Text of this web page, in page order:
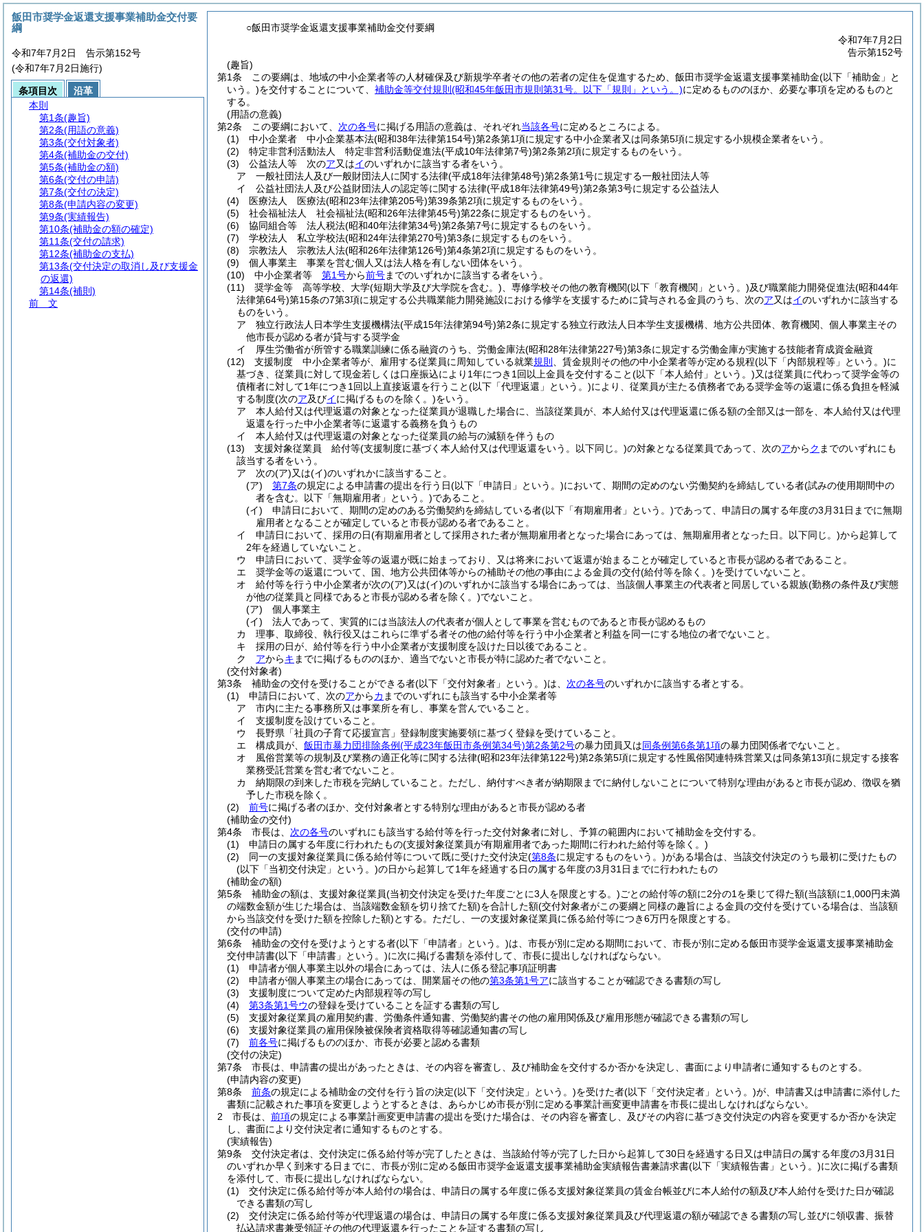
○飯田市奨学金返還支援事業補助金交付要綱
令和7年7月2日
告示第152号
(趣旨)
第1条
この要綱は、地域の中小企業者等の人材確保及び新規学卒者その他の若者の定住を促進するため、飯田市奨学金返還支援事業補助金(以下「補助金」と
いう。)を交付することについて、 補助金等交付規則 (昭和45年飯田市規則第31号。以下「規則」という。)に定めるもののほか、必要な事項を定めるものと
する。
(用語の意義)
第2条
この要綱において、 次の各号に掲げる用語の意義は、それぞれ当該各号に定めるところによる。
(1)
中小企業者 中小企業基本法(昭和38年法律第154号)第2条第1項に規定する中小企業者又は同条第5項に規定する小規模企業者をいう。
(2)
特定非営利活動法人 特定非営利活動促進法(平成10年法律第7号)第2条第2項に規定するものをいう。
(3)
公益法人等 次のア又はイのいずれかに該当する者をいう。
ア
一般社団法人及び一般財団法人に関する法律(平成18年法律第48号)第2条第1号に規定する一般社団法人等
イ
公益社団法人及び公益財団法人の認定等に関する法律(平成18年法律第49号)第2条第3号に規定する公益法人
(4)
医療法人 医療法(昭和23年法律第205号)第39条第2項に規定するものをいう。
(5)
社会福祉法人 社会福祉法(昭和26年法律第45号)第22条に規定するものをいう。
(6)
協同組合等 法人税法(昭和40年法律第34号)第2条第7号に規定するものをいう。
(7)
学校法人 私立学校法(昭和24年法律第270号)第3条に規定するものをいう。
(8)
宗教法人 宗教法人法(昭和26年法律第126号)第4条第2項に規定するものをいう。
(9)
個人事業主 事業を営む個人又は法人格を有しない団体をいう。
(10)
中小企業者等 第1号から前号までのいずれかに該当する者をいう。
(11)
奨学金等 高等学校、大学(短期大学及び大学院を含む。) 、専修学校その他の教育機関(以下「教育機関」という。)及び職業能力開発促進法(昭和44年
法律第64号)第15条の7第3項に規定する公共職業能力開発施設における修学を支援するために貸与される金員のうち、次のア又はイのいずれかに該当する
ものをいう。
ア
独立行政法人日本学生支援機構法(平成15年法律第94号)第2条に規定する独立行政法人日本学生支援機構、地方公共団体、教育機関、個人事業主その
他市長が認める者が貸与する奨学金
イ
厚生労働省が所管する職業訓練に係る融資のうち、労働金庫法(昭和28年法律第227号)第3条に規定する労働金庫が実施する技能者育成資金融資
(12)
支援制度 中小企業者等が、雇用する従業員に周知している就業規則 、賃金規則その他の中小企業者等が定める規程(以下「内部規程等」という。)に
基づき、従業員に対して現金若しくは口座振込により1年につき1回以上金員を交付すること(以下「本人給付」という。)又は従業員に代わって奨学金等の
債権者に対して1年につき1回以上直接返還を行うこと(以下「代理返還」という。)により、従業員が主たる債務者である奨学金等の返還に係る負担を軽減
する制度(次のア及びイに掲げるものを除く。)をいう。
ア
本人給付又は代理返還の対象となった従業員が退職した場合に、当該従業員が、本人給付又は代理返還に係る額の全部又は一部を、本人給付又は代理
返還を行った中小企業者等に返還する義務を負うもの
イ
本人給付又は代理返還の対象となった従業員の給与の減額を伴うもの
(13)
支援対象従業員 給付等(支援制度に基づく本人給付又は代理返還をいう。以下同じ。)の対象となる従業員であって、次のアからク までのいずれにも
該当する者をいう。
ア
次の(ア)又は(イ)のいずれかに該当すること。
(ア)
第7条の規定による申請書の提出を行う日(以下「申請日」という。)において、期間の定めのない労働契約を締結している者(試みの使用期間中の
者を含む。以下「無期雇用者」という。)であること。
(イ)
申請日において、期間の定めのある労働契約を締結している者(以下「有期雇用者」という。)であって、申請日の属する年度の3月31日までに無期
雇用者となることが確定していると市長が認める者であること。
イ
申請日において、採用の日(有期雇用者として採用された者が無期雇用者となった場合にあっては、無期雇用者となった日。以下同じ。)から起算して
2年を経過していないこと。
ウ
申請日において、奨学金等の返還が既に始まっており、又は将来において返還が始まることが確定していると市長が認める者であること。
エ
奨学金等の返還について、国、地方公共団体等からの補助その他の事由による金員の交付(給付等を除く。)を受けていないこと。
オ
給付等を行う中小企業者が次の(ア)又は(イ)のいずれかに該当する場合にあっては、当該個人事業主の代表者と同居している親族(勤務の条件及び実態
が他の従業員と同様であると市長が認める者を除く。)でないこと。
(ア)
個人事業主
(イ)
法人であって、実質的には当該法人の代表者が個人として事業を営むものであると市長が認めるもの
カ
理事、取締役、執行役又はこれらに準ずる者その他の給付等を行う中小企業者と利益を同一にする地位の者でないこと。
キ
採用の日が、給付等を行う中小企業者が支援制度を設けた日以後であること。
ク
アからキ までに掲げるもののほか、適当でないと市長が特に認めた者でないこと。
(交付対象者)
第3条
補助金の交付を受けることができる者(以下「交付対象者」という。)は、 次の各号のいずれかに該当する者とする。
(1)
申請日において、次のアからカ までのいずれにも該当する中小企業者等
ア
市内に主たる事務所又は事業所を有し、事業を営んでいること。
イ
支援制度を設けていること。
ウ
長野県「社員の子育て応援宣言」登録制度実施要領に基づく登録を受けていること。
エ
構成員が、 飯田市暴力団排除条例(平成23年飯田市条例第34号)第2条第2号の暴力団員又は同条例第6条第1項の暴力団関係者でないこと。
オ
風俗営業等の規制及び業務の適正化等に関する法律(昭和23年法律第122号)第2条第5項に規定する性風俗関連特殊営業又は同条第13項に規定する接客
業務受託営業を営む者でないこと。
カ
納期限の到来した市税を完納していること。 ただし、納付すべき者が納期限までに納付しないことについて特別な理由があると市長が認め、徴収を猶
予した市税を除く。
(2)
前号に掲げる者のほか、交付対象者とする特別な理由があると市長が認める者
(補助金の交付)
第4条
市長は、 次の各号のいずれにも該当する給付等を行った交付対象者に対し、予算の範囲内において補助金を交付する。
(1)
申請日の属する年度に行われたもの(支援対象従業員が有期雇用者であった期間に行われた給付等を除く。)
(2)
同一の支援対象従業員に係る給付等について既に受けた交付決定(第8条に規定するものをいう。)がある場合は、当該交付決定のうち最初に受けたもの
(以下「当初交付決定」という。)の日から起算して1年を経過する日の属する年度の3月31日までに行われたもの
(補助金の額)
第5条
補助金の額は、支援対象従業員(当初交付決定を受けた年度ごとに3人を限度とする。)ごとの給付等の額に2分の1を乗じて得た額(当該額に1,000円未満
の端数金額が生じた場合は、当該端数金額を切り捨てた額)を合計した額(交付対象者がこの要綱と同様の趣旨による金員の交付を受けている場合は、当該額
から当該交付を受けた額を控除した額)とする。 ただし、一の支援対象従業員に係る給付等につき6万円を限度とする。
(交付の申請)
第6条
補助金の交付を受けようとする者(以下「申請者」という。)は、市長が別に定める期間において、市長が別に定める飯田市奨学金返還支援事業補助金
交付申請書(以下「申請書」という。)に次に掲げる書類を添付して、市長に提出しなければならない。
(1)
申請者が個人事業主以外の場合にあっては、法人に係る登記事項証明書
(2)
申請者が個人事業主の場合にあっては、開業届その他の第3条第1号アに該当することが確認できる書類の写し
(3)
支援制度について定めた内部規程等の写し
(4)
第3条第1号ウの登録を受けていることを証する書類の写し
(5)
支援対象従業員の雇用契約書、労働条件通知書、労働契約書その他の雇用関係及び雇用形態が確認できる書類の写し
(6)
支援対象従業員の雇用保険被保険者資格取得等確認通知書の写し
(7)
前各号に掲げるもののほか、市長が必要と認める書類
(交付の決定)
第7条
市長は、申請書の提出があったときは、その内容を審査し、及び補助金を交付するか否かを決定し、書面により申請者に通知するものとする。
(申請内容の変更)
第8条
前条の規定による補助金の交付を行う旨の決定(以下「交付決定」という。)を受けた者(以下「交付決定者」という。)が、申請書又は申請書に添付した
書類に記載された事項を変更しようとするときは、あらかじめ市長が別に定める事業計画変更申請書を市長に提出しなければならない。
2
市長は、 前項の規定による事業計画変更申請書の提出を受けた場合は、その内容を審査し、及びその内容に基づき交付決定の内容を変更するか否かを決定
し、書面により交付決定者に通知するものとする。
(実績報告)
第9条
交付決定者は、交付決定に係る給付等が完了したときは、当該給付等が完了した日から起算して30日を経過する日又は申請日の属する年度の3月31日
のいずれか早く到来する日までに、市長が別に定める飯田市奨学金返還支援事業補助金実績報告書兼請求書(以下「実績報告書」という。)に次に掲げる書類
を添付して、市長に提出しなければならない。
(1)
交付決定に係る給付等が本人給付の場合は、申請日の属する年度に係る支援対象従業員の賃金台帳並びに本人給付の額及び本人給付を受けた日が確認
できる書類の写し
(2)
交付決定に係る給付等が代理返還の場合は、申請日の属する年度に係る支援対象従業員及び代理返還の額が確認できる書類の写し並びに領収書、振替
払込請求書兼受領証その他の代理返還を行ったことを証する書類の写し
飯田市奨学金返還支援事業補助金交付要
綱
令和7年7月2日 告示第152号
(令和7年7月2日施行)
条項目次
沿革
本則
第1条(趣旨)
第2条(用語の意義)
第3条(交付対象者)
第4条(補助金の交付)
第5条(補助金の額)
第6条(交付の申請)
第7条(交付の決定)
第8条(申請内容の変更)
第9条(実績報告)
第10条(補助金の額の確定)
第11条(交付の請求)
第12条(補助金の支払)
第13条(交付決定の取消し及び支援金
の返還)
第14条(補則)
前 文